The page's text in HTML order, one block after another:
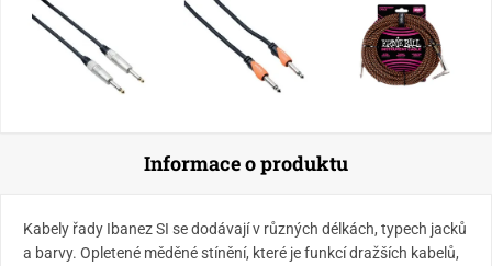
Informace o produktu
Kabely řady Ibanez SI se dodávají v různých délkách, typech jacků
a barvy. Opletené měděné stínění, které je funkcí dražších kabelů,